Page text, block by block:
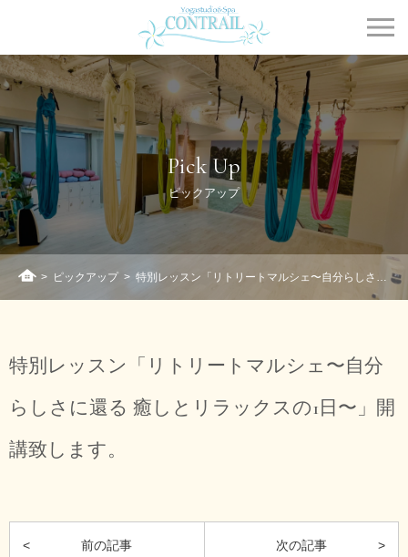
Contrail
Pick Up
ピックアップ
ホーム
> ピックアップ > 特別レッスン「リトリートマルシェ〜自分らしさに還る 癒しとリラックスの1日〜」開講致します。
特別レッスン「リトリートマルシェ〜自分
らしさに還る 癒しとリラックスの1日〜」開
講致します。